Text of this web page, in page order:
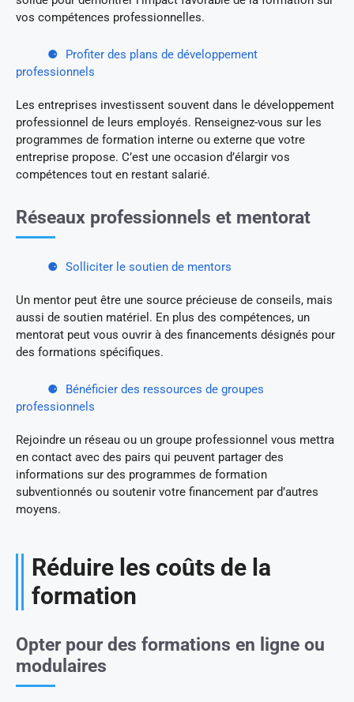
vos compétences professionnelles.
Profiter des plans de développement
professionnels
Les entreprises investissent souvent dans le développement
professionnel de leurs employés. Renseignez-vous sur les
programmes de formation interne ou externe que votre
entreprise propose. C’est une occasion d’élargir vos
compétences tout en restant salarié.
Réseaux professionnels et mentorat
Solliciter le soutien de mentors
Un mentor peut être une source précieuse de conseils, mais
aussi de soutien matériel. En plus des compétences, un
mentorat peut vous ouvrir à des financements désignés pour
des formations spécifiques.
Bénéficier des ressources de groupes
professionnels
Rejoindre un réseau ou un groupe professionnel vous mettra
en contact avec des pairs qui peuvent partager des
informations sur des programmes de formation
subventionnés ou soutenir votre financement par d’autres
moyens.
Réduire les coûts de la
formation
Opter pour des formations en ligne ou
modulaires